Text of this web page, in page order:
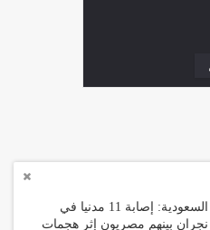
السعودية: إصابة 11 مدنيا في
نجران بينهم مصريون إثر هجمات